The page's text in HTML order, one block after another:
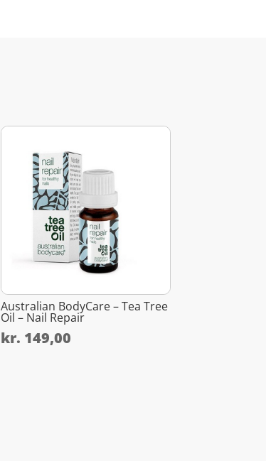
Australian BodyCare – Tea Tree
Oil – Nail Repair
kr. 149,00